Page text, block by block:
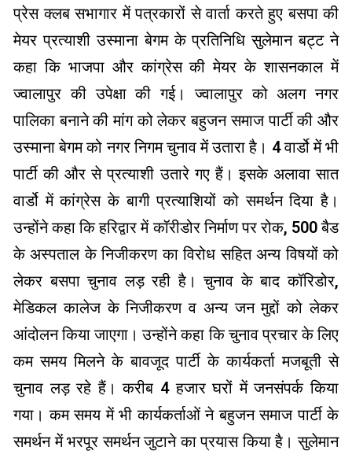
प्रेस क्लब सभागार में पत्रकारों से वार्ता करते हुए बसपा की
मेयर प्रत्याशी उस्माना बेगम के प्रतिनिधि सुलेमान बट्ट ने
कहा कि भाजपा और कांग्रेस की मेयर के शासनकाल में
ज्वालापुर की उपेक्षा की गई। ज्वालापुर को अलग नगर
पालिका बनाने की मांग को लेकर बहुजन समाज पार्टी की और
उस्माना बेगम को नगर निगम चुनाव में उतारा है। 4 वार्डो में भी
पार्टी की और से प्रत्याशी उतारे गए हैं। इसके अलावा सात
वार्डो में कांग्रेस के बागी प्रत्याशियों को समर्थन दिया है।
उन्होंने कहा कि हरिद्वार में कॉरीडोर निर्माण पर रोक, 500 बैड
के अस्पताल के निजीकरण का विरोध सहित अन्य विषयों को
लेकर बसपा चुनाव लड़ रही है। चुनाव के बाद कॉरिडोर,
मेडिकल कालेज के निजीकरण व अन्य जन मुद्दों को लेकर
आंदोलन किया जाएगा। उन्होंने कहा कि चुनाव प्रचार के लिए
कम समय मिलने के बावजूद पार्टी के कार्यकर्ता मजबूती से
चुनाव लड़ रहे हैं। करीब 4 हजार घरों में जनसंपर्क किया
गया। कम समय में भी कार्यकर्ताओं ने बहुजन समाज पार्टी के
समर्थन में भरपूर समर्थन जुटाने का प्रयास किया है। सुलेमान